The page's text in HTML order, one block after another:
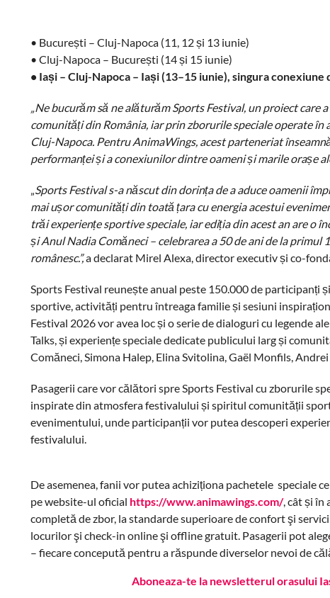
• București – Cluj-Napoca (11, 12 și 13 iunie)
• Cluj-Napoca – București (14 și 15 iunie)
• Iași – Cluj-Napoca – Iași (13–15 iunie), singura
„Ne bucurăm să ne alăturăm Sports Festival, un proiect
comunități din România, iar prin zborurile speciale operate
Cluj-Napoca. Pentru AnimaWings, acest parteneriat
performanței și a conexiunilor dintre oameni și marile orașe
„Sports Festival s-a născut din dorința de a aduce oamenii
mai ușor comunități din toată țara cu energia acestui
trăi experiențe sportive speciale, iar ediția din acest an are o
și Anul Nadia Comăneci – celebrarea a 50 de ani de la
românesc.”,a declarat Mirel Alexa, director executiv și co-
Sports Festival reunește anual peste 150.000 de
sportive, activități pentru întreaga familie și sesiuni
Festival 2026 vor avea loc și o serie de dialoguri cu legende
Talks, și experiențe speciale dedicate publicului larg și
Comăneci, Simona Halep, Elina Svitolina, Gaël Monfils,
Pasagerii care vor călători spre Sports Festival cu zborurile
inspirate din atmosfera festivalului și spiritul comunității
evenimentului, unde participanții vor putea descoperi
festivalului.
De asemenea, fanii vor putea achiziționa pachetele speciale
pe website-ul oficial https://www.animawings.com/, cât și în
completă de zbor, la standarde superioare de confort şi
locurilor şi check-in online şi offline gratuit. Pasagerii pot
– fiecare concepută pentru a răspunde diverselor nevoi de
Aboneaza-te la newsletterul orasului